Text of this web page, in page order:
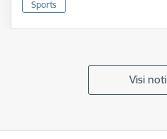
Sports
Visi